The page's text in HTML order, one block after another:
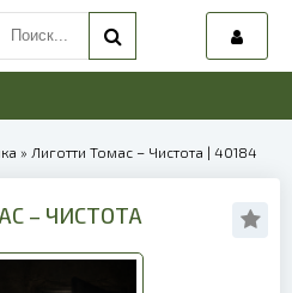
» Лиготти Томас – Чистота | 40184
– ЧИСТОТА